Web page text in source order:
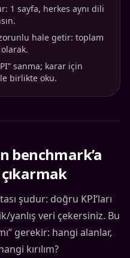
1 sayfa, herkes aynı dili
hale getir: toplam
olarak.
sanma; karar için
birlikte oku.
benchmark’a
şudur: doğru KPI’ları
yanlış veri çekersiniz. Bu
gerekir: hangi alanlar,
kırılım?